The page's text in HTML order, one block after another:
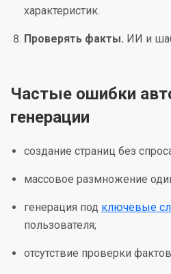
характеристик.
Проверять факты. ИИ и
Частые ошибки
генерации
создание страниц без
массовое размножение
генерация под ключевые
пользователя;
отсутствие проверки